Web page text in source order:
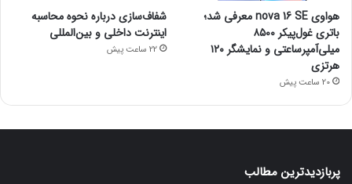
هواوی nova 16 SE معرفی شد؛
باتری غول‌پیکر ۸۵۰۰
میلی‌آمپرساعتی و نمایشگر ۱۲۰
هرتزی
20 ساعت پیش
شفاف‌سازی درباره نحوه محاسبه
اینترنت داخلی و بین‌المللی
22 ساعت پیش
پربازدیدترین مطالب